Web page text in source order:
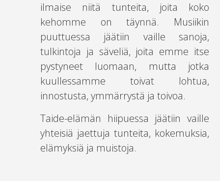
ilmaise niitä tunteita, joita koko
kehomme on täynnä. Musiikin
puuttuessa jäätiin vaille sanoja,
tulkintoja ja säveliä, joita emme itse
pystyneet luomaan, mutta jotka
kuullessamme toivat lohtua,
innostusta, ymmärrystä ja toivoa.
Taide-elämän hiipuessa jäätiin vaille
yhteisiä jaettuja tunteita, kokemuksia,
elämyksiä ja muistoja.